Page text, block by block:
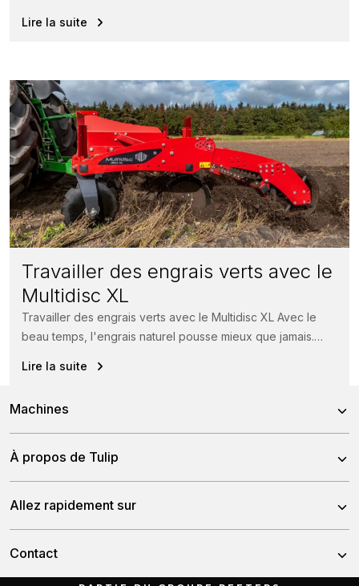
Lire la suite
Travailler des engrais verts avec le
Multidisc XL
Travailler des engrais verts avec le Multidisc XL Avec le
beau temps, l'engrais naturel pousse mieux que jamais.
Lire la suite
Machines
Herses Rotatives
Herses À Dents
Décompacteurs
Semoirs
À propos de Tulip
L’histoire
Allez rapidement sur
Contact